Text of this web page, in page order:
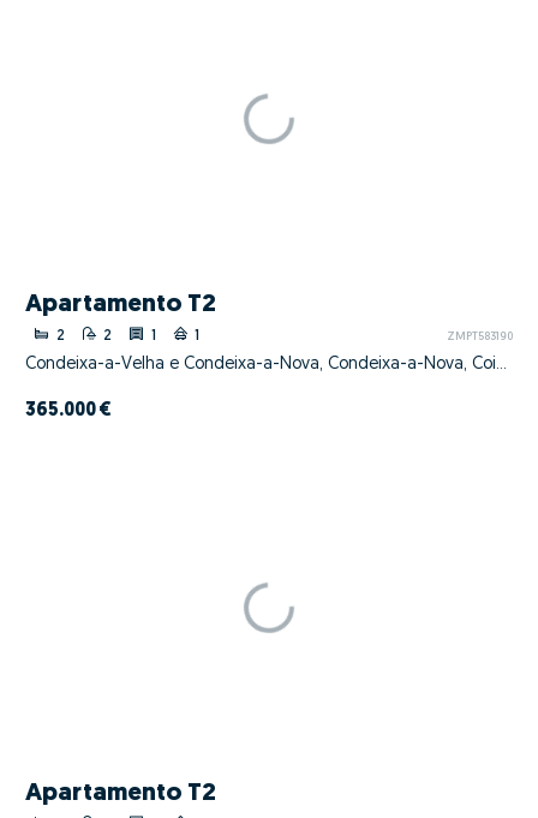
Apartamento T2
2 2 1 1 ZMPT583190
Condeixa-a-Velha e Condeixa-a-Nova, Condeixa-a-Nova, Coimbra
365.000 €
Apartamento T2